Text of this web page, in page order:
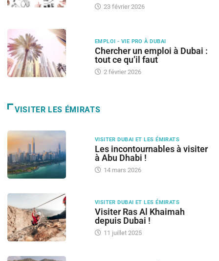
23 février 2026
EMPLOI - VIE PRO À DUBAI
Chercher un emploi à Dubai :
tout ce qu’il faut
2 février 2026
VISITER LES ÉMIRATS
VISITER DUBAI ET LES ÉMIRATS
Les incontournables à visiter
à Abu Dhabi !
14 mars 2026
VISITER DUBAI ET LES ÉMIRATS
Visiter Ras Al Khaimah
depuis Dubai !
11 juillet 2025